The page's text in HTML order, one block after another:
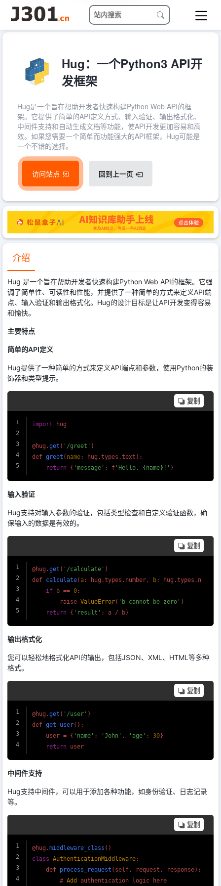
Hug：一个Python3 API开
发框架
Hug是一个旨在帮助开发者快速构建Python Web API的框
架。它提供了简单的API定义方式、输入验证、输出格式化、
中间件支持和自动生成文档等功能，使API开发更加容易和高
效。如果您需要一个简单而功能强大的API框架，Hug可能是
一个不错的选择。
访问站点 回到上一页
介绍
Hug 是一个旨在帮助开发者快速构建Python Web API的框架。它强
调了简单性、可读性和性能，并提供了一种简单的方式来定义API端
点、输入验证和输出格式化。Hug的设计目标是让API开发变得容易
和愉快。
主要特点
简单的API定义
Hug提供了一种简单的方式来定义API端点和参数，使用Python的装
饰器和类型提示。
复制
import hug
@hug.get ( '/greet' )
def greet ( name: hug.types .text ):
return { 'message' : f 'Hello, {name}!'
输入验证
Hug支持对输入参数的验证，包括类型检查和自定义验证函数，确
保输入的数据是有效的。
复制
@hug.get ( '/calculate' )
def calculate( a: hug.types . number , b: hug.types . number
if b == 0:
        raise
ValueError( 'b cannot be zero' )
return { 'result'
输出格式化
您可以轻松地格式化API的输出，包括JSON、XML、HTML等多种
格式。
复制
@hug.get ( '/user' )
def get_user():
    user = {
'name' : 'John' , 'age' : 30}
return
中间件支持
Hug支持中间件，可以用于添加各种功能，如身份验证、日志记录
等。
复制
@hug.middleware_class
class AuthenticationMiddleware:
    def
process_request (self, request, response):
        #
Add authentication logic here